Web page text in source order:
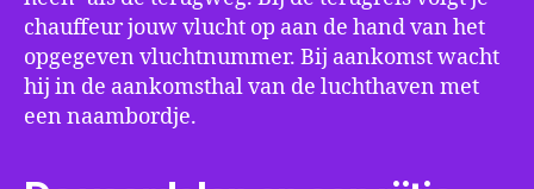
chauffeur jouw vlucht op aan de hand van het
opgegeven vluchtnummer. Bij aankomst wacht
hij in de aankomsthal van de luchthaven met
een naambordje.